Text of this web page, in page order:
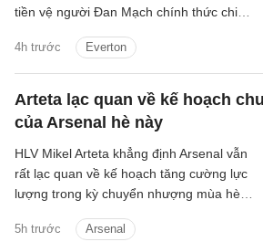
4h trước Everton
tiền vệ người Đan Mạch chính thức chia
Everton trong thương vụ trị giá 7 triệu
bảng.
Arteta lạc quan về kế hoạch
của Arsenal hè này
5h trước Arsenal
HLV Mikel Arteta khẳng định Arsenal vẫn
rất lạc quan về kế hoạch tăng cường lực
lượng trong kỳ chuyển nhượng mùa hè,
Junior đang tiến gần hơn tới khả năng